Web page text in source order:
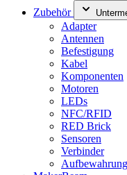
Zubehör
Adapter
Antennen
Befestigung
Kabel
Komponenten
Motoren
LEDs
NFC/RFID
RED Brick
Sensoren
Verbinder
Aufbewahrung